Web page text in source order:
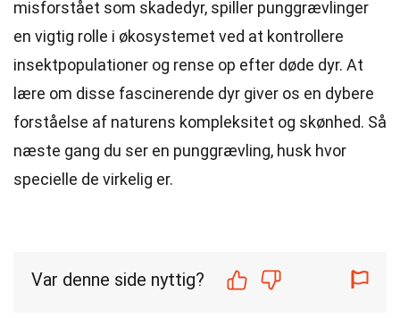
misforstået som skadedyr, spiller punggrævlinger
en vigtig rolle i økosystemet ved at kontrollere
insektpopulationer og rense op efter døde dyr. At
lære om disse fascinerende dyr giver os en dybere
forståelse af naturens kompleksitet og skønhed. Så
næste gang du ser en punggrævling, husk hvor
specielle de virkelig er.
Var denne side nyttig?